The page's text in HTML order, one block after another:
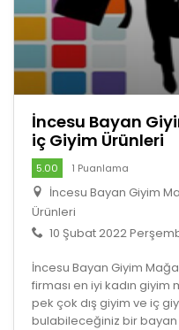
İncesu Bayan
iç Giyim Ürünleri
5.00 1 Puanlama
İncesu Bayan Giyim
Ürünleri
10 Şubat 2022
İncesu Bayan Giyim
firması en iyi kadın
pek çok dış giyim ve iç
bulabileceğiniz bir bayan